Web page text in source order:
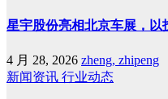
星宇股份亮相北京车展，
4 月 28, 2026 zheng, zhipeng
新闻资讯 行业动态